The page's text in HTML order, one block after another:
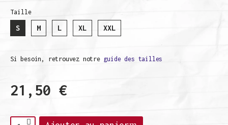
Taille
S M L XL XXL
Si besoin, retrouvez notre guide des tailles
21,50 €